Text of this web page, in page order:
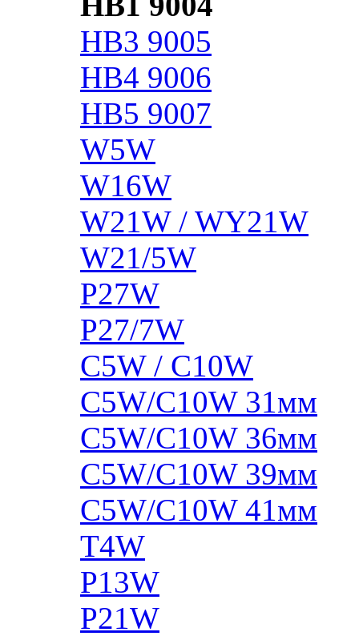
HB3 9005
HB4 9006
HB5 9007
W5W
W16W
W21W / WY21W
W21/5W
P27W
P27/7W
C5W / C10W
C5W/C10W 31мм
C5W/C10W 36мм
C5W/C10W 39мм
C5W/C10W 41мм
T4W
P13W
P21W